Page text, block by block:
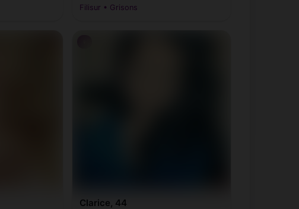
Filisur • Grisons
Clarice, 44